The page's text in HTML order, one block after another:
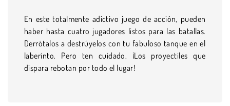
En este totalmente adictivo juego de acción, pueden
haber hasta cuatro jugadores listos para las batallas.
Derrótalos a destrúyelos con tu fabuloso tanque en el
laberinto. Pero ten cuidado. ¡Los proyectiles que
dispara rebotan por todo el lugar!